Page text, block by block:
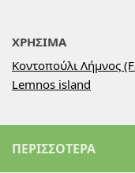
ΧΡΗΣΙΜΑ
Κοντοπούλι Λήμνος
Lemnos island
ΠΕΡΙΣΣΌΤΕΡΑ